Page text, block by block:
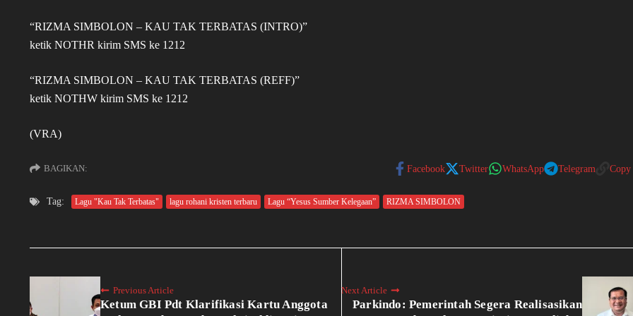
“RIZMA SIMBOLON – KAU TAK TERBATAS (INTRO)”
ketik NOTHR kirim SMS ke 1212
“RIZMA SIMBOLON – KAU TAK TERBATAS (REFF)”
ketik NOTHW kirim SMS ke 1212
(VRA)
BAGIKAN: Facebook Twitter WhatsApp Telegram
Tag: Lagu "Kau Tak Terbatas" lagu rohani kristen terbaru Lagu “Yesus Sumber Kelegaan” RIZMA SIMBOLON
Previous Article
Ketum GBI Pdt Klarifikasi Kartu Anggota
Next Article
Parkindo: Pemerintah Segera Realisasikan